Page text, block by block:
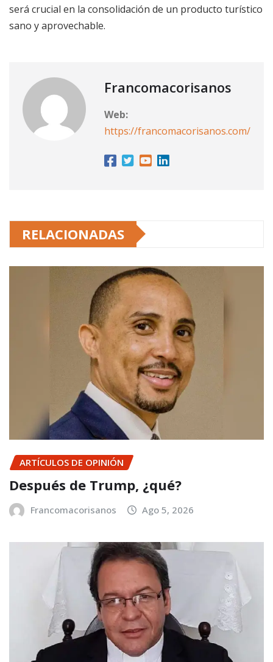
será crucial en la consolidación de un producto turístico
sano y aprovechable.
Francomacorisanos
Web:
https://francomacorisanos.com/
RELACIONADAS
ARTÍCULOS DE OPINIÓN
Después de Trump, ¿qué?
Francomacorisanos Ago 5, 2026